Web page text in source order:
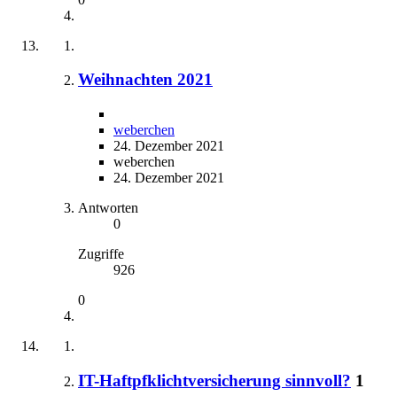
Weihnachten 2021
weberchen
24. Dezember 2021
weberchen
24. Dezember 2021
Antworten
0
Zugriffe
926
0
IT-Haftpfklichtversicherung sinnvoll? 1